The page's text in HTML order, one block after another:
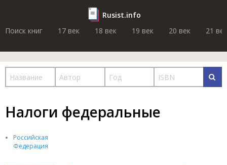
Rusist.info
Поиск книг
17 век 18 век 19 век 20 век 21 век
Налоги федеральные
Российская
Федерация